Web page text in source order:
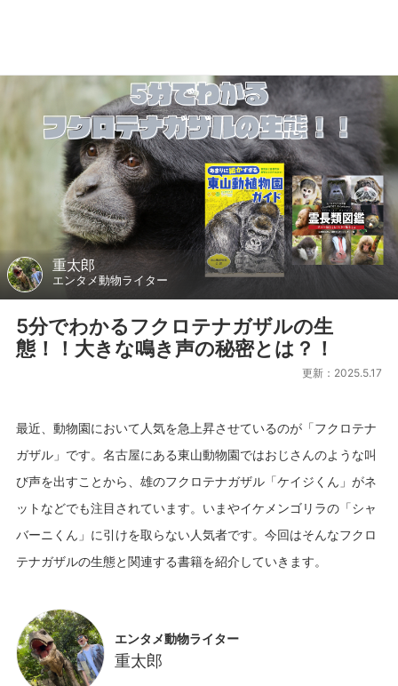
重太郎
エンタメ動物ライター
5分でわかるフクロテナガザルの生
態！！大きな鳴き声の秘密とは？！
更新：2025.5.17
最近、動物園において人気を急上昇させているのが「フクロテナ
ガザル」です。名古屋にある東山動物園ではおじさんのような叫
び声を出すことから、雄のフクロテナガザル「ケイジくん」がネ
ットなどでも注目されています。いまやイケメンゴリラの「シャ
バーニくん」に引けを取らない人気者です。今回はそんなフクロ
エンタメ動物ライター
重太郎